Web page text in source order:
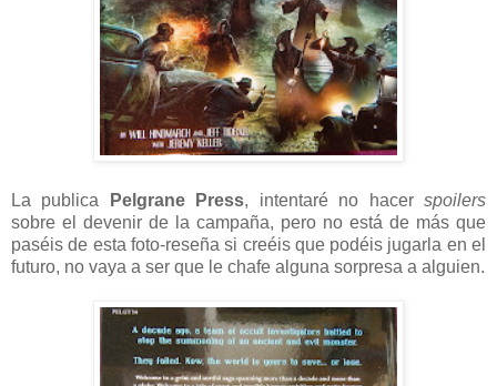
La publica Pelgrane Press, intentaré no hacerspoilers
sobre el devenir de la campaña, pero no está de más que
paséis de esta foto-reseña si creéis que podéis jugarla en el
futuro, no vaya a ser que le chafe alguna sorpresa a alguien.